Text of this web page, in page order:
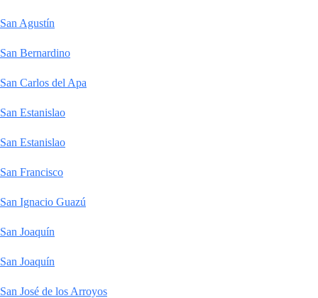
San Agustín
San Bernardino
San Carlos del Apa
San Estanislao
San Estanislao
San Francisco
San Ignacio Guazú
San Joaquín
San Joaquín
San José de los Arroyos